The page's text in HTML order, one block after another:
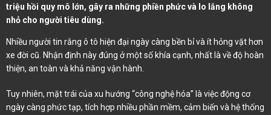
triệu hồi quy mô lớn, gây ra những phiền phức và lo lắng không
nhỏ cho người tiêu dùng.
Nhiều người tin rằng ô tô hiện đại ngày càng bền bỉ và ít hỏng vặt hơn
xe đời cũ. Nhận định này đúng ở một số khía cạnh, nhất là về độ hoàn
thiện, an toàn và khả năng vận hành.
Tuy nhiên, mặt trái của xu hướng “công nghệ hóa” là việc động cơ
ngày càng phức tạp, tích hợp nhiều phần mềm, cảm biến và hệ thống